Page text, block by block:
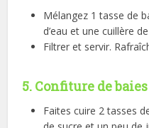
Mélangez 1 tasse de
d’eau et une cuillère
Filtrer et servir.
5. Confiture de
Faites cuire 2 tasses